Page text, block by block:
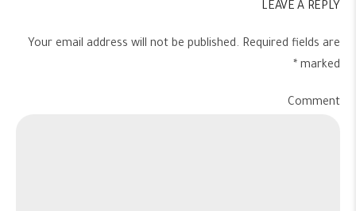
LEAVE A REPLY
Your email address will not be published. Required fields are
marked *
Comment